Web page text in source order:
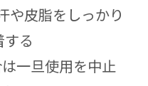
や皮脂をしっかり
る
一旦使用を中止